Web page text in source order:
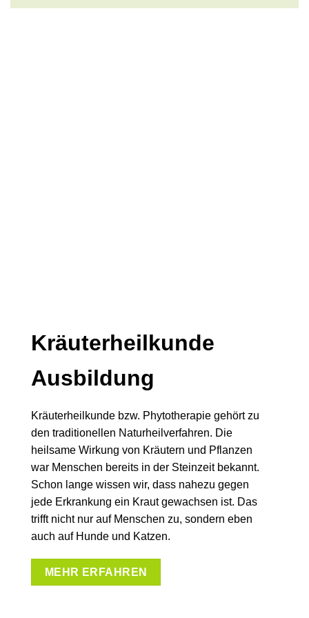
Kräuterheilkunde
Ausbildung
Kräuterheilkunde bzw. Phytotherapie gehört zu
den traditionellen Naturheilverfahren. Die
heilsame Wirkung von Kräutern und Pflanzen
war Menschen bereits in der Steinzeit bekannt.
Schon lange wissen wir, dass nahezu gegen
jede Erkrankung ein Kraut gewachsen ist. Das
trifft nicht nur auf Menschen zu, sondern eben
auch auf Hunde und Katzen.
MEHR ERFAHREN